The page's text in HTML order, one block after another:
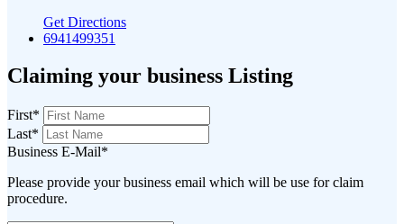
Get Directions
6941499351
Claiming your business Listing
First*
Last*
Business E-Mail*
Please provide your business email which will be use for claim
procedure.